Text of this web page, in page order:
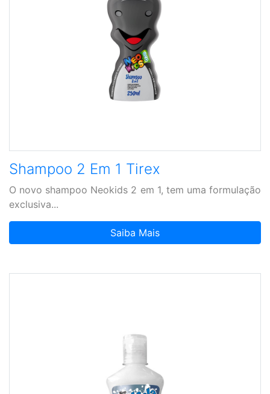
Shampoo 2 Em 1 Tirex
O novo shampoo Neokids 2 em 1, tem uma formulação
exclusiva...
Saiba Mais